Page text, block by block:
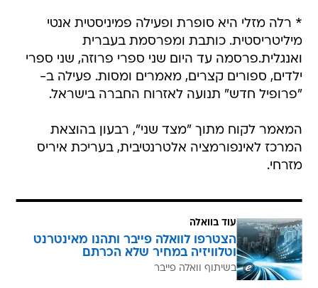
* רלה מזלי היא סופרת ופעילה פמיניסטית אנטי
מיליטריסטית. כותבת ומפרסמת בעברית
ואנגלית.פרסמה עד היום שני ספרי פרוזה, שני ספרי
ילדים, ספורים קצרים, מאמרים ומסות. פעילה ב-
"פרופיל חדש" תנועה לאזרוח החברה בישראל.
המאמר לקוח מתוך "מצד שני", רבעון בהוצאת
המרכז לאינפורמציה אלטרנטיבית, בעריכת איריס
מזרחי.
עוד בוואלה
הצטרפו לוואלה פייבר ותהנו מאינטרנט
וטלוויזיה במחיר שלא הכרתם
בשיתוף וואלה פייבר